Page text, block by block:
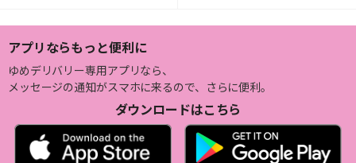
アプリならもっと便利に
ゆめデリバリー専用アプリなら、
メッセージの通知がスマホに来るので、さらに便利。
ダウンロードはこちら